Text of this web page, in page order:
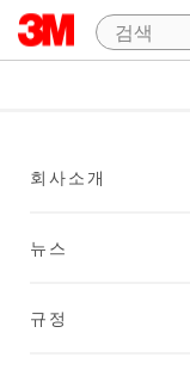
회사소개
뉴스
규정